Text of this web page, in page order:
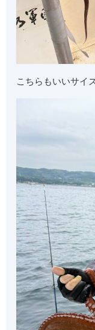
こちらもいいサイ